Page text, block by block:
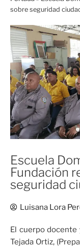
sobre seguridad
Escuela
Fundación
seguridad
Luisana Lora
El cuerpo
Tejada Ortiz,